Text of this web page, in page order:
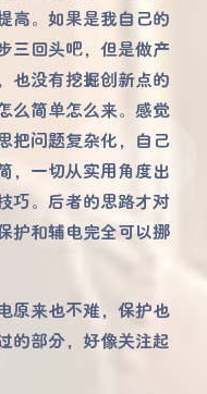
高。如果是我自己的
三回头吧，但是做产
也没有挖掘创新点的
么简单怎么来。感觉
把问题复杂化，自己
，一切从实用角度出
巧。后者的思路才对
护和辅电完全可以挪
原来也不难，保护也
的部分，好像关注起